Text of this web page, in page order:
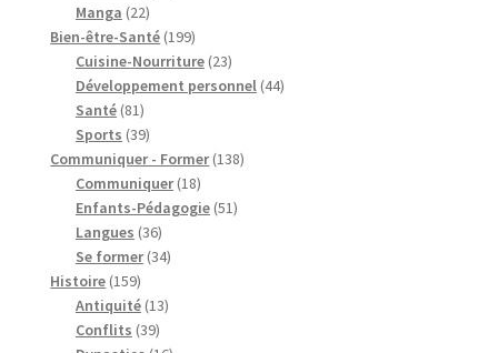
Manga 2222
produits
Bien-être-Santé 199199
produits
Cuisine-Nourriture 2323
produits
Développement personnel 4444
Santé 8181
produits
Sports 3939
produits
Communiquer - Former 138138
Communiquer 1818
produits
Enfants-Pédagogie 5151
Langues 3636
produits
Se former 3434
Histoire 159159
produits
Antiquité 1313
Conflits 3939